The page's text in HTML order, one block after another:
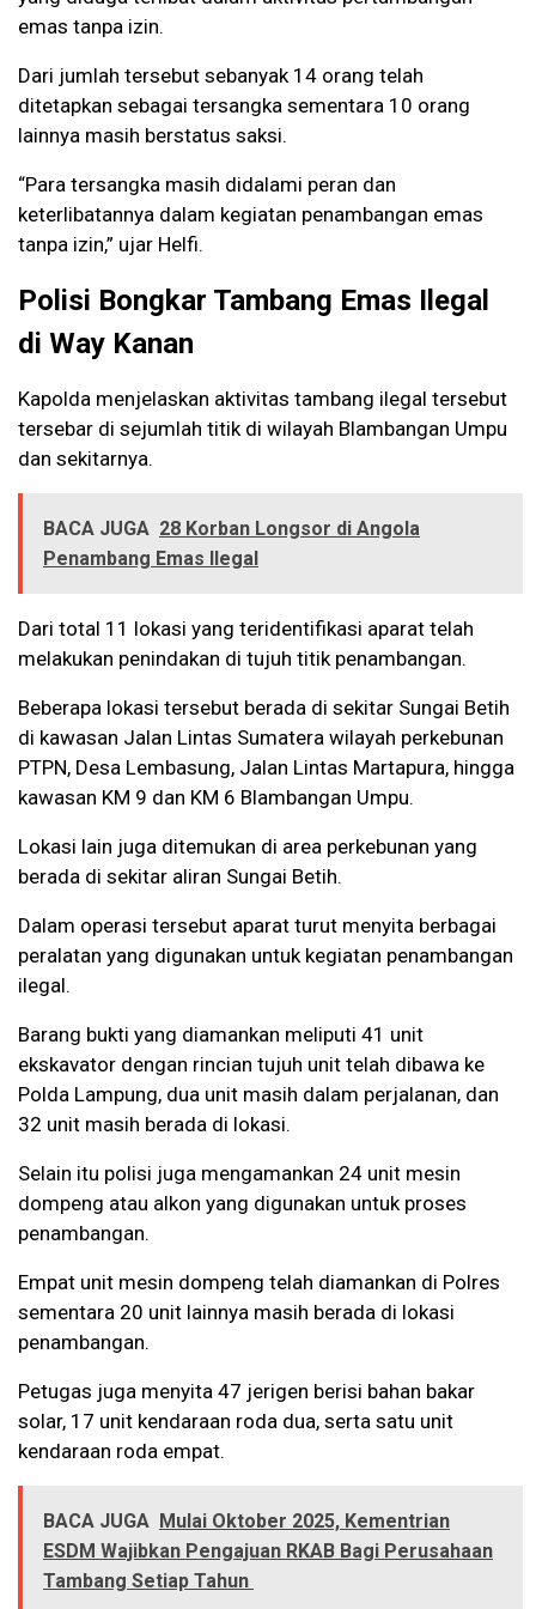
emas tanpa izin.
Dari jumlah tersebut sebanyak 14 orang telah
ditetapkan sebagai tersangka sementara 10 orang
lainnya masih berstatus saksi.
“Para tersangka masih didalami peran dan
keterlibatannya dalam kegiatan penambangan emas
tanpa izin,” ujar Helfi.
Polisi Bongkar Tambang Emas Ilegal
di Way Kanan
Kapolda menjelaskan aktivitas tambang ilegal tersebut
tersebar di sejumlah titik di wilayah Blambangan Umpu
dan sekitarnya.
BACA JUGA 28 Korban Longsor di Angola
Penambang Emas Ilegal
Dari total 11 lokasi yang teridentifikasi aparat telah
melakukan penindakan di tujuh titik penambangan.
Beberapa lokasi tersebut berada di sekitar Sungai Betih
di kawasan Jalan Lintas Sumatera wilayah perkebunan
PTPN, Desa Lembasung, Jalan Lintas Martapura, hingga
kawasan KM 9 dan KM 6 Blambangan Umpu.
Lokasi lain juga ditemukan di area perkebunan yang
berada di sekitar aliran Sungai Betih.
Dalam operasi tersebut aparat turut menyita berbagai
peralatan yang digunakan untuk kegiatan penambangan
ilegal.
Barang bukti yang diamankan meliputi 41 unit
ekskavator dengan rincian tujuh unit telah dibawa ke
Polda Lampung, dua unit masih dalam perjalanan, dan
32 unit masih berada di lokasi.
Selain itu polisi juga mengamankan 24 unit mesin
dompeng atau alkon yang digunakan untuk proses
penambangan.
Empat unit mesin dompeng telah diamankan di Polres
sementara 20 unit lainnya masih berada di lokasi
penambangan.
Petugas juga menyita 47 jerigen berisi bahan bakar
solar, 17 unit kendaraan roda dua, serta satu unit
kendaraan roda empat.
BACA JUGA Mulai Oktober 2025, Kementrian
ESDM Wajibkan Pengajuan RKAB Bagi Perusahaan
Tambang Setiap Tahun